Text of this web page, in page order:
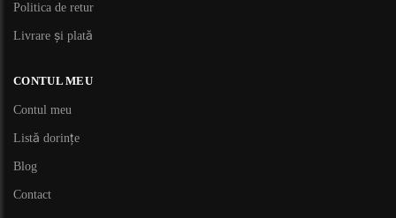
Politica de retur
Livrare și plată
CONTUL MEU
Contul meu
Listă dorințe
Blog
Contact